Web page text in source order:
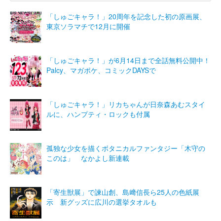
「しゅごキャラ！」20周年を記念した初の原画展、
東京ソラマチで12月に開催
「しゅごキャラ！」が6月14日まで全話無料公開中！
Palcy、マガポケ、コミックDAYSで
「しゅごキャラ！」リカちゃんが日奈森あむスタイ
ルに、ハンプティ・ロックも付属
孤独な少女を描くボタニカルファンタジー「木守の
このは」 なかよし新連載
「寄生獣展」で諫山創、島﨑信長ら25人の色紙展
示 新グッズに広川の選挙タオルも